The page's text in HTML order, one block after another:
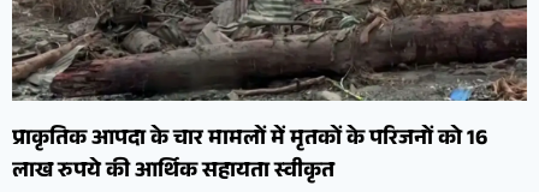
प्राकृतिक आपदा के चार मामलों में मृतकों के परिजनों को 16
लाख रुपये की आर्थिक सहायता स्वीकृत